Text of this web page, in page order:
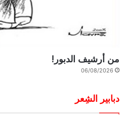
من أرشيف الدبور!
06/08/2026
دبابير الشِعر